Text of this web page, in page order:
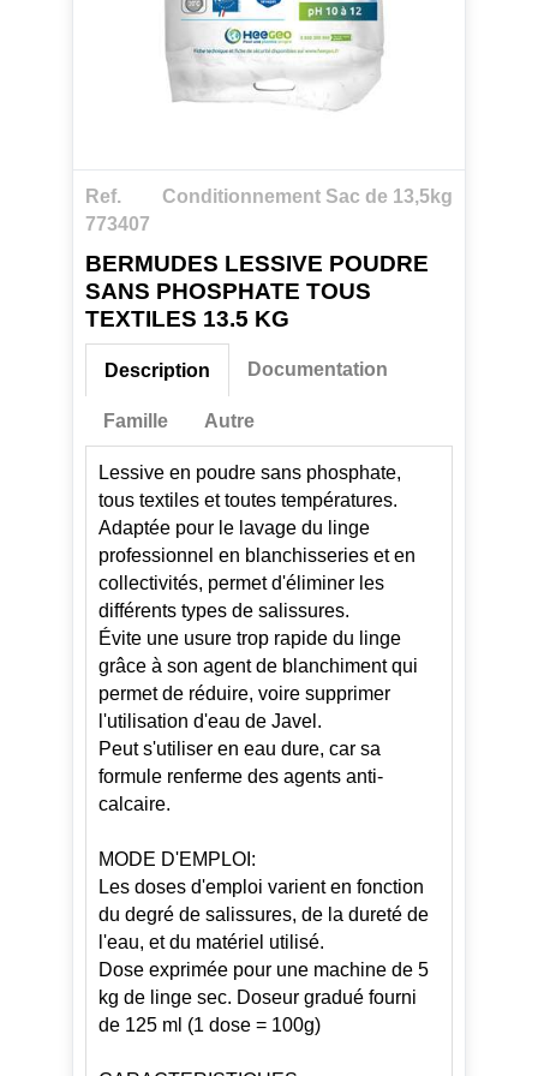
Ref.
773407
Conditionnement Sac de 13,5kg
BERMUDES LESSIVE POUDRE
SANS PHOSPHATE TOUS
TEXTILES 13.5 KG
Description
Lessive en poudre sans phosphate,
tous textiles et toutes températures.
Adaptée pour le lavage du linge
professionnel en blanchisseries et en
collectivités, permet d'éliminer les
différents types de salissures.
Évite une usure trop rapide du linge
grâce à son agent de blanchiment qui
permet de réduire, voire supprimer
l'utilisation d'eau de Javel.
Peut s'utiliser en eau dure, car sa
formule renferme des agents anti-
calcaire.
MODE D'EMPLOI:
Les doses d'emploi varient en fonction
du degré de salissures, de la dureté de
l'eau, et du matériel utilisé.
Dose exprimée pour une machine de 5
kg de linge sec. Doseur gradué fourni
de 125 ml (1 dose = 100g)
Documentation
Famille Autre